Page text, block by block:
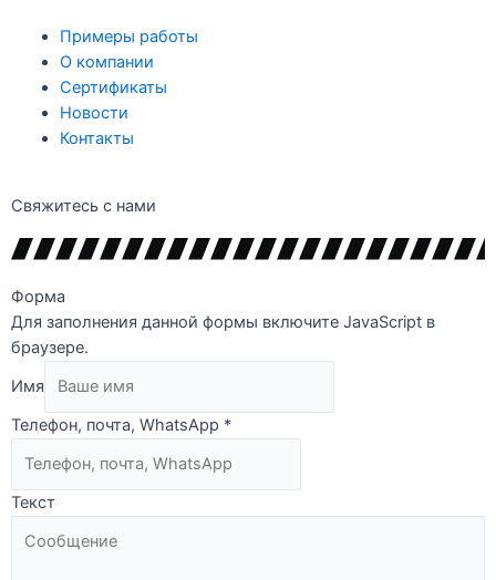
Примеры работы
О компании
Сертификаты
Новости
Контакты
Свяжитесь с нами
Форма
Для заполнения данной формы включите JavaScript в
браузере.
Имя
Телефон, почта, WhatsApp *
Текст